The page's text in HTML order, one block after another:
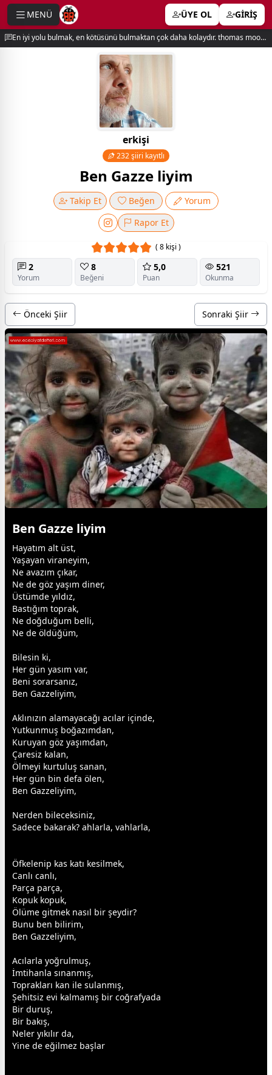
MENÜ ÜYE OL GİRİŞ
En iyi yolu bulmak, en kötüsünü bulmaktan çok daha kolaydır. thomas moore
erkişi
232 şiiri kayıtlı
Ben Gazze liyim
Takip Et Beğen
Yorum
Rapor Et
( 8 kişi )
2
Yorum
8
Beğeni
5,0
Puan
521
Okunma
Önceki Şiir Sonraki Şiir
Ben Gazze liyim
Hayatım alt üst,
Yaşayan viraneyim,
Ne avazım çıkar,
Ne de göz yaşım diner,
Üstümde yıldız,
Bastığım toprak,
Ne doğduğum belli,
Ne de öldüğüm,
Bilesin ki,
Her gün yasım var,
Beni sorarsanız,
Ben Gazzeliyim,
Aklınızın alamayacağı acılar içinde,
Yutkunmuş boğazımdan,
Kuruyan göz yaşımdan,
Çaresiz kalan,
Ölmeyi kurtuluş sanan,
Her gün bin defa ölen,
Ben Gazzeliyim,
Nerden bileceksiniz,
Sadece bakarak? ahlarla, vahlarla,
Öfkelenip kas katı kesilmek,
Canlı canlı,
Parça parça,
Kopuk kopuk,
Ölüme gitmek nasıl bir şeydir?
Bunu ben bilirim,
Ben Gazzeliyim,
Acılarla yoğrulmuş,
İmtihanla sınanmış,
Toprakları kan ile sulanmış,
Şehitsiz evi kalmamış bir coğrafyada
Bir duruş,
Bir bakış,
Neler yıkılır da,
Yine de eğilmez başlar
menu